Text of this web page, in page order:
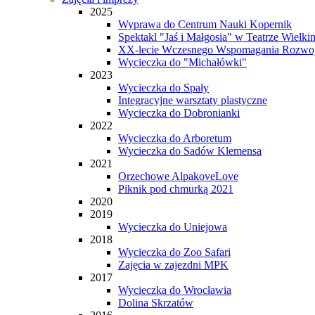
2025
Wyprawa do Centrum Nauki Kopernik
Spektakl "Jaś i Małgosia" w Teatrze
XX-lecie Wczesnego Wspomagania
Wycieczka do "Michałówki"
2023
Wycieczka do Spały
Integracyjne warsztaty plastyczne
Wycieczka do Dobronianki
2022
Wycieczka do Arboretum
Wycieczka do Sadów Klemensa
2021
Orzechowe AlpakoveLove
Piknik pod chmurką 2021
2020
2019
Wycieczka do Uniejowa
2018
Wycieczka do Zoo Safari
Zajęcia w zajezdni MPK
2017
Wycieczka do Wrocławia
Dolina Skrzatów